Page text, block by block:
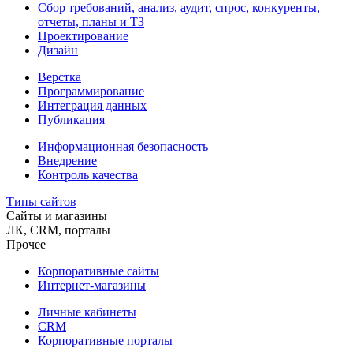
Сбор требований, анализ, аудит, спрос, конкуренты,
отчеты, планы и ТЗ
Проектирование
Дизайн
Верстка
Программирование
Интеграция данных
Публикация
Информационная безопасность
Внедрение
Контроль качества
Типы сайтов
Сайты и магазины
ЛК, CRM, порталы
Прочее
Корпоративные сайты
Интернет-магазины
Личные кабинеты
CRM
Корпоративные порталы